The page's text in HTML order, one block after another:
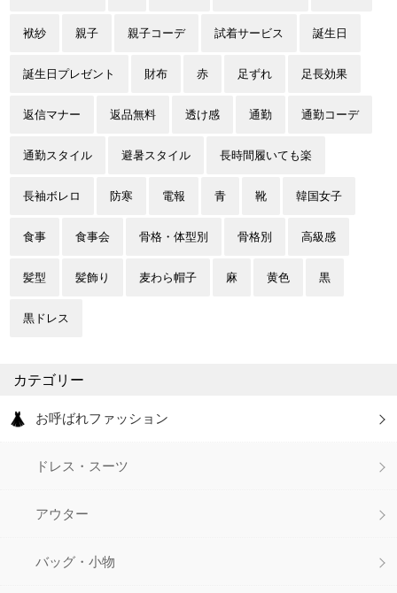
袱紗 親子 親子コーデ 試着サービス 誕生日
誕生日プレゼント 財布 赤 足ずれ 足長効果
返信マナー 返品無料 透け感 通勤 通勤コーデ
通勤スタイル 避暑スタイル 長時間履いても楽
長袖ボレロ 防寒 電報 青 靴 韓国女子
食事 食事会 骨格・体型別 骨格別 高級感
髪型 髪飾り 麦わら帽子 麻 黄色 黒
黒ドレス
カテゴリー
お呼ばれファッション
ドレス・スーツ
アウター
バッグ・小物